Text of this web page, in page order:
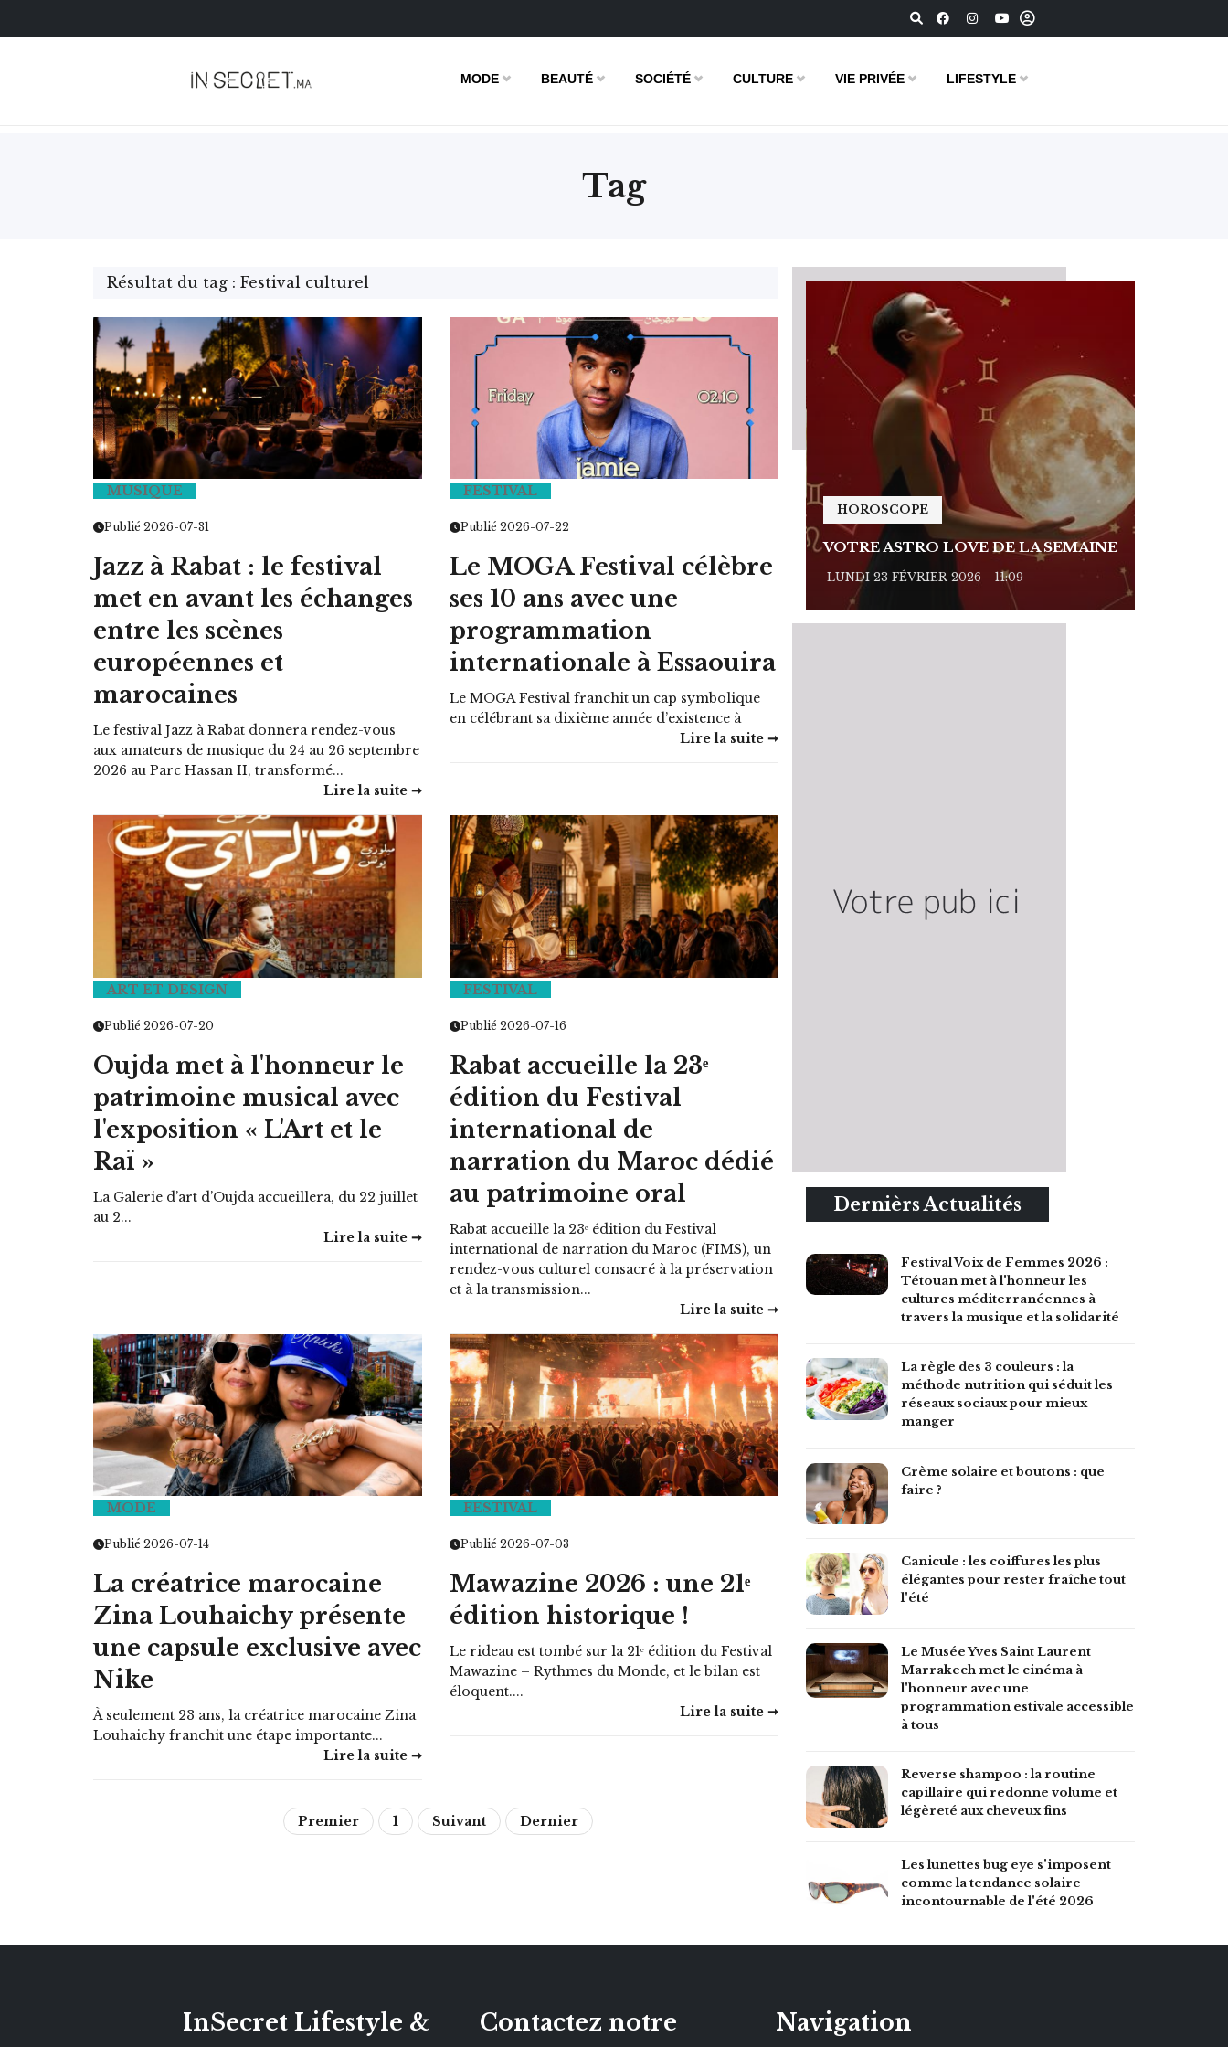
MODE BEAUTÉ SOCIÉTÉ CULTURE VIE PRIVÉE LIFESTYLE
Tag
Résultat du tag : Festival culturel
MUSIQUE
Publié 2026-07-31
Jazz à Rabat : le festival
met en avant les échanges
entre les scènes
européennes et
marocaines
Le festival Jazz à Rabat donnera rendez-vous
aux amateurs de musique du 24 au 26 septembre
2026 au Parc Hassan II, transformé...
Lire la suite ➞
FESTIVAL
Publié 2026-07-22
Le MOGA Festival célèbre
ses 10 ans avec une
programmation
internationale à Essaouira
Le MOGA Festival franchit un cap symbolique
en célébrant sa dixième année d’existence à
Lire la suite ➞
ART ET DESIGN
Publié 2026-07-20
Oujda met à l'honneur le
patrimoine musical avec
l'exposition « L'Art et le
Raï »
La Galerie d’art d’Oujda accueillera, du 22 juillet
au 2...
Lire la suite ➞
FESTIVAL
Publié 2026-07-16
Rabat accueille la 23ᵉ
édition du Festival
international de
narration du Maroc dédié
au patrimoine oral
Rabat accueille la 23ᵉ édition du Festival
international de narration du Maroc (FIMS), un
rendez-vous culturel consacré à la préservation
et à la transmission...
Lire la suite ➞
MODE
Publié 2026-07-14
La créatrice marocaine
Zina Louhaichy présente
une capsule exclusive avec
Nike
À seulement 23 ans, la créatrice marocaine Zina
Louhaichy franchit une étape importante...
Lire la suite ➞
FESTIVAL
Publié 2026-07-03
Mawazine 2026 : une 21ᵉ
édition historique !
Le rideau est tombé sur la 21ᵉ édition du Festival
Mawazine – Rythmes du Monde, et le bilan est
éloquent....
Lire la suite ➞
Premier 1 Suivant Dernier
LUNDI 23 FÉVRIER 2026 - 11:09 LUNDI 23 FÉVRIER 2026 - 11:09
HOROSCOPE
VOTRE ASTRO LOVE DE LA SEMAINE
LUNDI 23 FÉVRIER 2026 - 11:09
Dernièrs Actualités
Festival Voix de Femmes 2026 :
Tétouan met à l'honneur les
cultures méditerranéennes à
travers la musique et la solidarité
La règle des 3 couleurs : la
méthode nutrition qui séduit les
réseaux sociaux pour mieux
manger
Crème solaire et boutons : que
faire ?
Canicule : les coiffures les plus
élégantes pour rester fraîche tout
l'été
Le Musée Yves Saint Laurent
Marrakech met le cinéma à
l'honneur avec une
programmation estivale accessible
à tous
Reverse shampoo : la routine
capillaire qui redonne volume et
légèreté aux cheveux fins
Les lunettes bug eye s'imposent
comme la tendance solaire
incontournable de l'été 2026
InSecret Lifestyle &
Contactez notre
Navigation